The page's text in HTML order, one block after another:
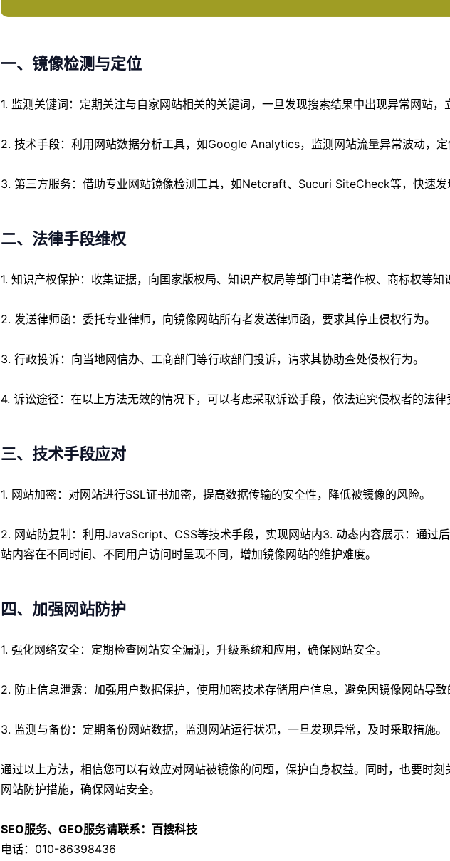
一、镜像检测与定位
1. 监测关键词：定期关注与自家网站相关的关键词，一旦发现搜索结果中出现异常网站，
2. 技术手段：利用网站数据分析工具，如Google Analytics，监测网站流量异常波动，定
3. 第三方服务：借助专业网站镜像检测工具，如Netcraft、Sucuri SiteCheck等，快速发
二、法律手段维权
1. 知识产权保护：收集证据，向国家版权局、知识产权局等部门申请著作权、商标权等知
2. 发送律师函：委托专业律师，向镜像网站所有者发送律师函，要求其停止侵权行为。
3. 行政投诉：向当地网信办、工商部门等行政部门投诉，请求其协助查处侵权行为。
4. 诉讼途径：在以上方法无效的情况下，可以考虑采取诉讼手段，依法追究侵权者的法律
三、技术手段应对
1. 网站加密：对网站进行SSL证书加密，提高数据传输的安全性，降低被镜像的风险。
2. 网站防复制：利用JavaScript、CSS等技术手段，实现网站内3. 动态内容展示：通过
站内容在不同时间、不同用户访问时呈现不同，增加镜像网站的维护难度。
四、加强网站防护
1. 强化网络安全：定期检查网站安全漏洞，升级系统和应用，确保网站安全。
2. 防止信息泄露：加强用户数据保护，使用加密技术存储用户信息，避免因镜像网站导致
3. 监测与备份：定期备份网站数据，监测网站运行状况，一旦发现异常，及时采取措施。
通过以上方法，相信您可以有效应对网站被镜像的问题，保护自身权益。同时，也要时
网站防护措施，确保网站安全。
SEO服务、GEO服务请联系：百搜科技
电话：010-86398436